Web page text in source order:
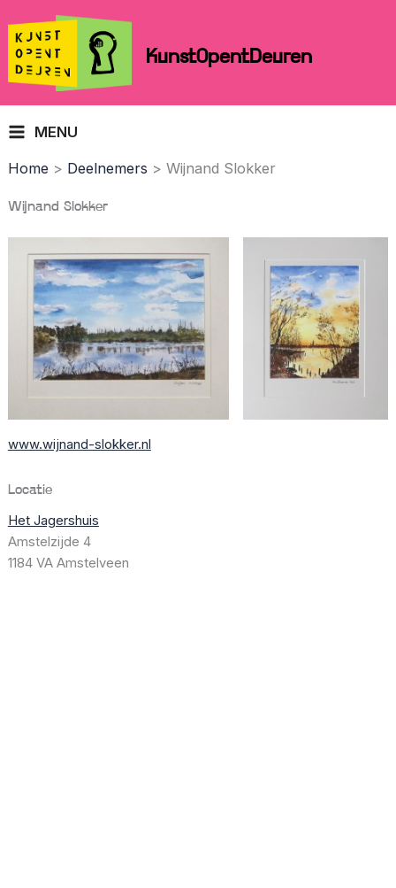
content
KunstOpentDeuren
MENU
Home Deelnemers Wijnand Slokker
Wijnand Slokker
www.wijnand-slokker.nl
Locatie
Het Jagershuis
Amstelzijde 4
1184 VA Amstelveen